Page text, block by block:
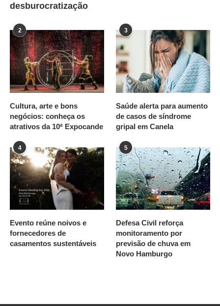
desburocratização
2
Cultura, arte e bons
negócios: conheça os
atrativos da 10ª Expocande
3
Saúde alerta para aumento
de casos de síndrome
gripal em Canela
4
Evento reúne noivos e
fornecedores de
casamentos sustentáveis
5
Defesa Civil reforça
monitoramento por
previsão de chuva em
Novo Hamburgo